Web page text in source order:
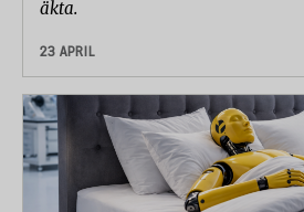
äkta.
23 APRIL